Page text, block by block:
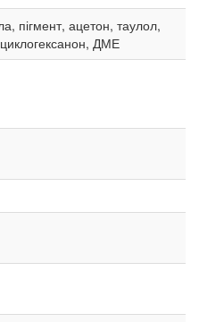
пігмент, ацетон, таулол,
ДМЕ